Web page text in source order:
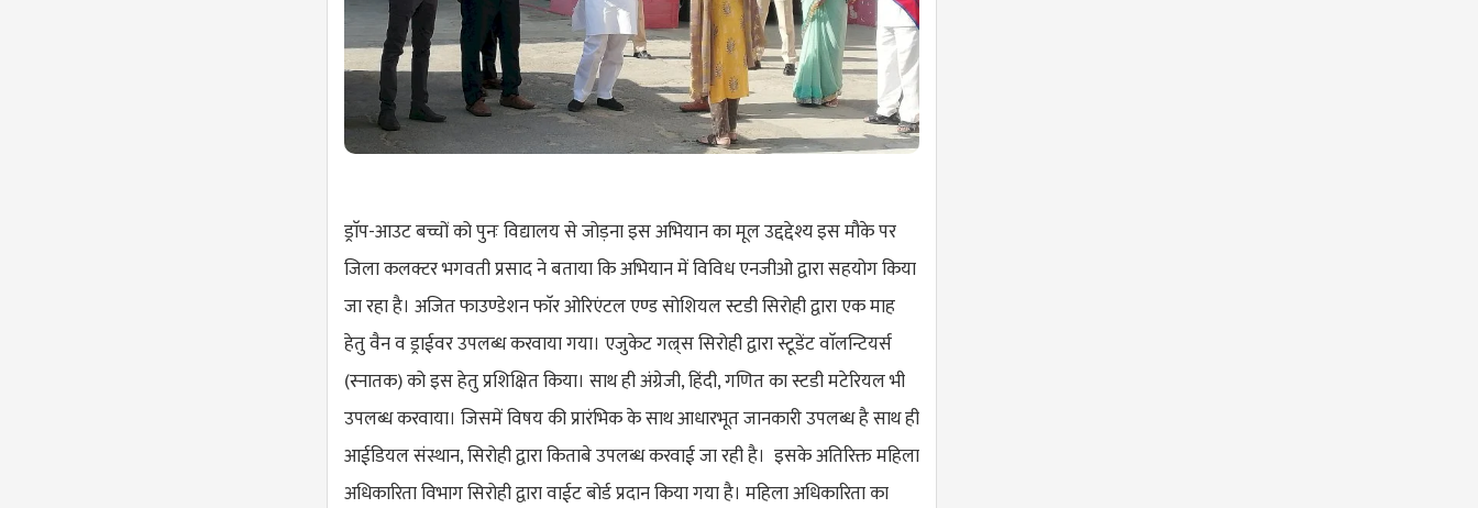
ड्राॅप-आउट बच्चों को पुनः विद्यालय से जोड़ना इस अभियान का मूल उद्दद्देश्य इस मौके पर
जिला कलक्टर भगवती प्रसाद ने बताया कि अभियान में विविध एनजीओ द्वारा सहयोग किया
जा रहा है। अजित फाउण्डेशन फाॅर ओरिएंटल एण्ड सोशियल स्टडी सिरोही द्वारा एक माह
हेतु वैन व ड्राईवर उपलब्ध करवाया गया। एजुकेट गल्र्स सिरोही द्वारा स्टूडेंट वाॅलन्टियर्स
(स्नातक) को इस हेतु प्रशिक्षित किया। साथ ही अंग्रेजी, हिंदी, गणित का स्टडी मटेरियल भी
उपलब्ध करवाया। जिसमें विषय की प्रारंभिक के साथ आधारभूत जानकारी उपलब्ध है साथ ही
आईडियल संस्थान, सिरोही द्वारा किताबे उपलब्ध करवाई जा रही है। इसके अतिरिक्त महिला
अधिकारिता विभाग सिरोही द्वारा वाईट बोर्ड प्रदान किया गया है। महिला अधिकारिता का